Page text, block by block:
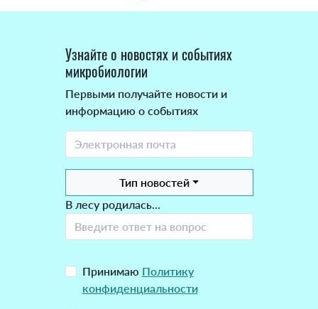
Узнайте о новостях и событиях
микробиологии
Первыми получайте новости и
информацию о событиях
Тип новостей
В лесу родилась...
Принимаю Политику
конфиденциальности